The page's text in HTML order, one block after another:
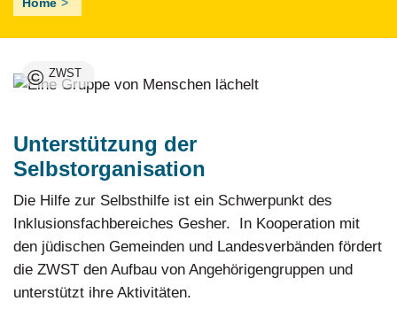
© ZWST
Unterstützung der
Selbstorganisation
Die Hilfe zur Selbsthilfe ist ein Schwerpunkt des
Inklusionsfachbereiches Gesher. In Kooperation mit
den jüdischen Gemeinden und Landesverbänden fördert
die ZWST den Aufbau von Angehörigengruppen und
unterstützt ihre Aktivitäten.